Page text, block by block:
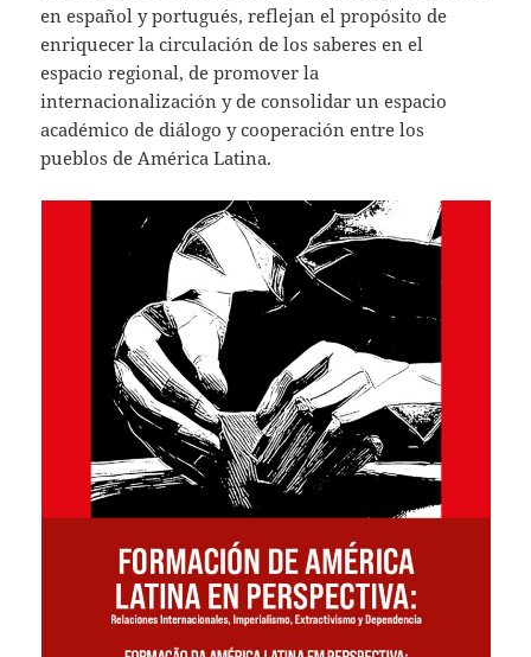
en español y portugués, reflejan el propósito de
enriquecer la circulación de los saberes en el
espacio regional, de promover la
internacionalización y de consolidar un espacio
académico de diálogo y cooperación entre los
pueblos de América Latina.